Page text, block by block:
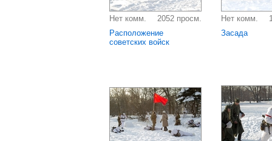
Нет комм.
2052 просм.
Расположение
советских войск
Нет комм.
Засада